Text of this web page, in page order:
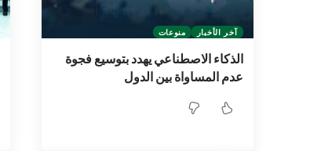
آخر الأخبار منوعات
الذكاء الاصطناعي يهدد بتوسيع فجوة
عدم المساواة بين الدول